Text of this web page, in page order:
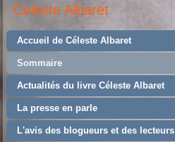
Celeste Albaret
Accueil de Céleste Albaret
Sommaire
Actualités du livre Céleste Albaret
La presse en parle
L'avis des blogueurs et des lecteurs